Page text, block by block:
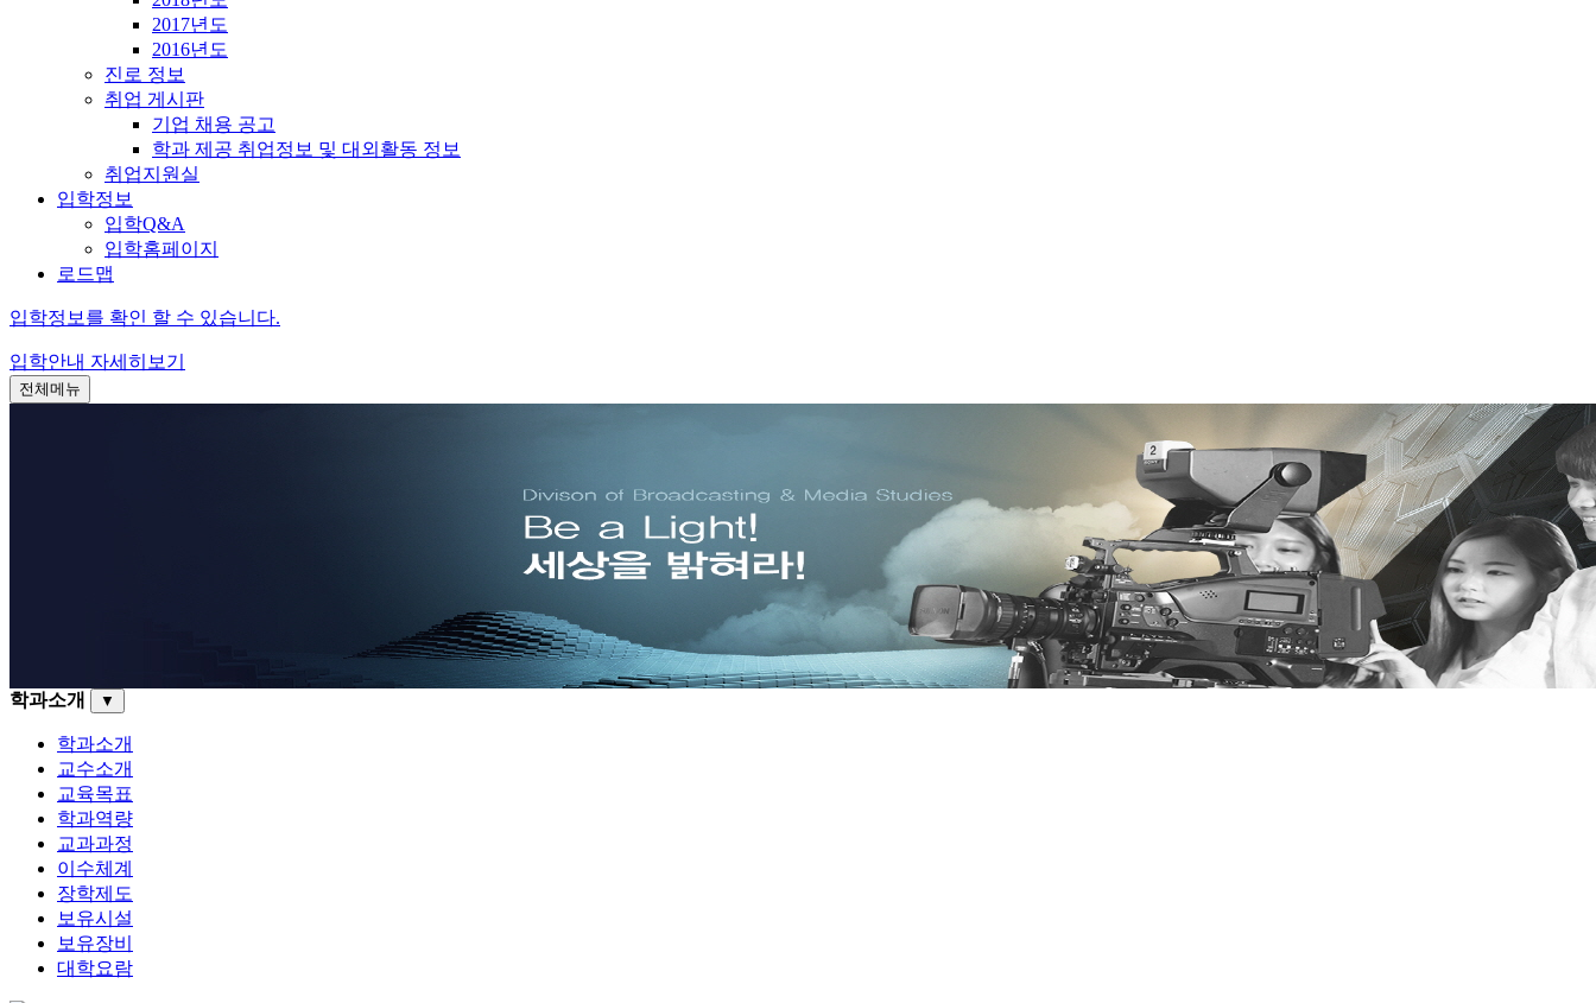
2017년도
2016년도
진로 정보
취업 게시판
기업 채용 공고
학과 제공 취업정보 및 대외활동 정보
취업지원실
입학정보
입학Q&A
입학홈페이지
로드맵
입학정보를 확인 할 수 있습니다.
입학안내 자세히보기
전체메뉴
학과소개 ▼
학과소개
교수소개
교육목표
학과역량
교과과정
이수체계
장학제도
보유시설
보유장비
대학요람